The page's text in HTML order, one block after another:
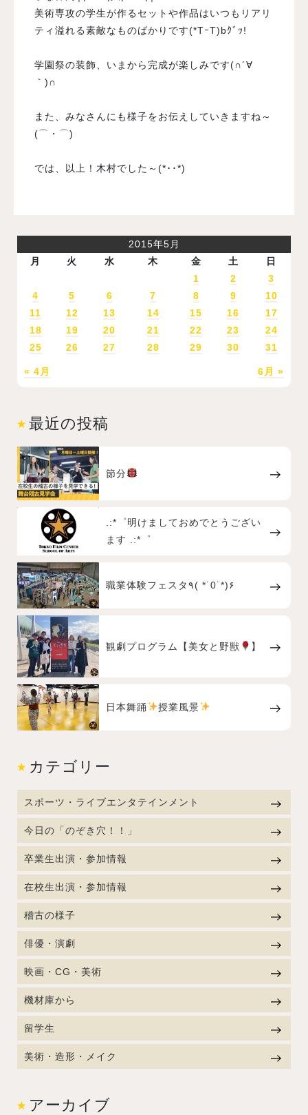
美術専攻の学生が作るセットや作品はいつもリアリ
ティ溢れる素敵なものばかりです(*TｰT)bｸﾞｯ!
学園祭の装飾、いまから完成が楽しみです(∩´∀
｀)∩
また、みなさんにも様子をお伝えしていきますね～
(⌒・⌒)ゞ
では、以上！木村でした～(*･･*)
2015年5月
月
火 水 木 金 土 日
« 4月 6月 »
1 2
3
4
5 6 7 8 9
10
11
12 13 14 15 16
17
18
19 20 21 22 23
24
25
26 27 28 29 30 31
最近の投稿
節分
.:*゜明けましておめでとうござい
ます .:*゜
職業体験フェスタ٩( *˙0˙*)۶
観劇プログラム【美女と野獣 】
日本舞踊 授業風景
カテゴリー
スポーツ・ライブエンタテインメント
今日の「のぞき穴！！」
卒業生出演・参加情報
在校生出演・参加情報
稽古の様子
俳優・演劇
映画・CG・美術
機材庫から
留学生
美術・造形・メイク
アーカイブ